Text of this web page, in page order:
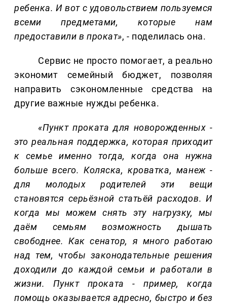
ребенка. И вот с удовольствием пользуемся
всеми предметами, которые нам
предоставили в прокат», - поделилась она.
Сервис не просто помогает, а реально
экономит семейный бюджет, позволяя
направить сэкономленные средства на
другие важные нужды ребенка.
«Пункт проката для новорожденных -
это реальная поддержка, которая приходит
к семье именно тогда, когда она нужна
больше всего. Коляска, кроватка, манеж -
для молодых родителей эти вещи
становятся серьёзной статьёй расходов. И
когда мы можем снять эту нагрузку, мы
даём семьям возможность дышать
свободнее. Как сенатор, я много работаю
над тем, чтобы законодательные решения
доходили до каждой семьи и работали в
жизни. Пункт проката - пример, когда
помощь оказывается адресно, быстро и без